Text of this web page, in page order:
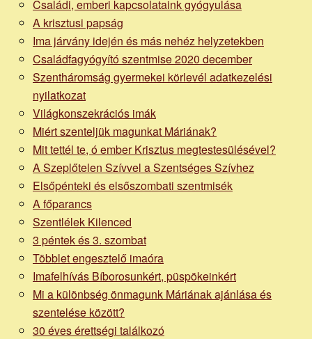
Családi, emberi kapcsolataink gyógyulása
A krisztusi papság
Ima járvány idején és más nehéz helyzetekben
Családfagyógyító szentmise 2020 december
Szentháromság gyermekei körlevél adatkezelési
nyilatkozat
Világkonszekrációs imák
Miért szenteljük magunkat Máriának?
Mit tettél te, ó ember Krisztus megtestesülésével?
A Szeplőtelen Szívvel a Szentséges Szívhez
Elsőpénteki és elsőszombati szentmisék
A főparancs
Szentlélek Kilenced
3 péntek és 3. szombat
Többlet engesztelő imaóra
Imafelhívás Bíborosunkért, püspökeinkért
Mi a különbség önmagunk Máriának ajánlása és
szentelése között?
30 éves érettségi találkozó